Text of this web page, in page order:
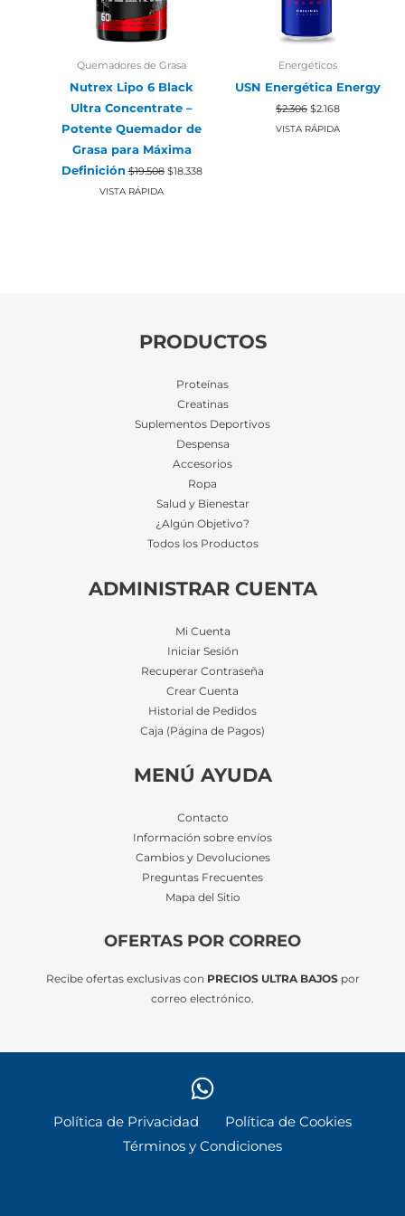
Quemadores de Grasa
Nutrex Lipo 6 Black
Ultra Concentrate –
Potente Quemador de
Grasa para Máxima
Definición $19.508 El
precio
$18.338El
precio
VISTA RÁPIDA
Energéticos
USN Energética Energy
$2.306 El
precio
original
$2.168
precio
actual
VISTA RÁPIDA
PRODUCTOS
Proteínas
Creatinas
Suplementos Deportivos
Despensa
Accesorios
Ropa
Salud y Bienestar
¿Algún Objetivo?
Todos los Productos
ADMINISTRAR CUENTA
Mi Cuenta
Iniciar Sesión
Recuperar Contraseña
Crear Cuenta
Historial de Pedidos
Caja (Página de Pagos)
MENÚ AYUDA
Contacto
Información sobre envíos
Cambios y Devoluciones
Preguntas Frecuentes
Mapa del Sitio
OFERTAS POR CORREO
Recibe ofertas exclusivas con PRECIOS ULTRA BAJOSpor
correo electrónico.
Política de Privacidad
Política de Cookies
Términos y Condiciones